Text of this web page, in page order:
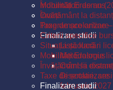
Mobilități Erasmus
Învățământ la
Taxe de școlarizare
Finalizare studii
Listă lucrări
Metodologie
Comisii
Disertatie,
februarie 2027
Îndrumători de an
Orare
Programare online
Criterii specifice
Situația școlară
Mobilități Erasmus
Învățământ la
Taxe de școlarizare
Finalizare studii